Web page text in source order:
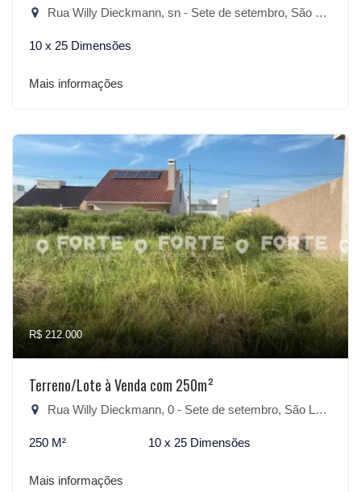
Rua Willy Dieckmann, sn - Sete de setembro, São Lourenço do Sul-RS
10 x 25 Dimensões
Mais informações
R$ 212.000
Terreno/Lote à Venda com 250m²
Rua Willy Dieckmann, 0 - Sete de setembro, São Lourenço do Sul-RS
250 M² 10 x 25 Dimensões
Mais informações